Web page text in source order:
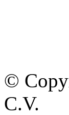
©
C.V.